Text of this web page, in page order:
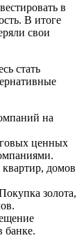
в
В итоге
свои
стать
на
ценных
домов
золота,
банке.